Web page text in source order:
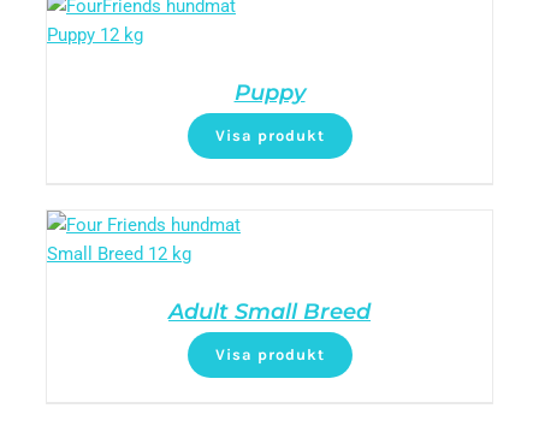
Puppy
Visa produkt
Adult Small Breed
Visa produkt